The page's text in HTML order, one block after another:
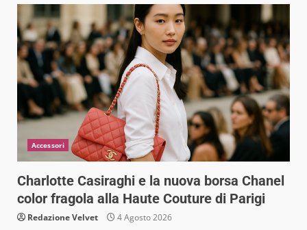
Accessori
Charlotte Casiraghi e la nuova borsa Chanel
color fragola alla Haute Couture di Parigi
Redazione Velvet 4 Agosto 2026